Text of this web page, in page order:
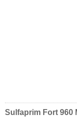
Sulfaprim Fort 960